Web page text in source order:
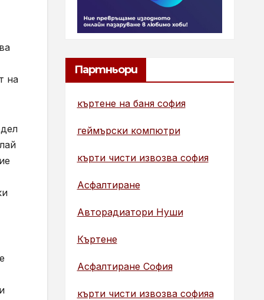
на
Партньори
къртене на баня софия
геймърски компютри
кърти чисти извозва софия
Асфалтиране
Авторадиатори Нуши
Къртене
Асфалтиране София
кърти чисти извозва софияа